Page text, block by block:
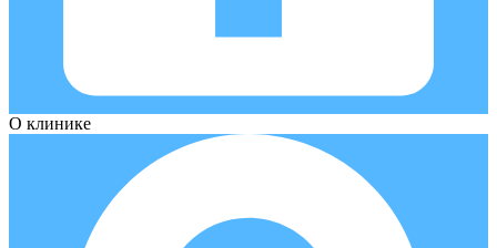
О клинике